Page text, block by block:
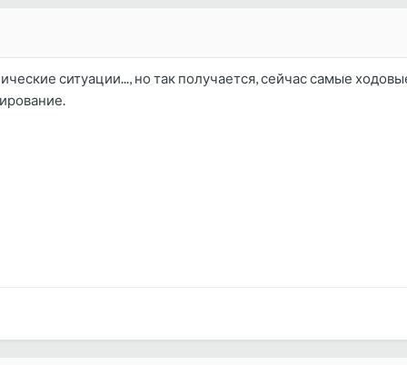
ситуации..., но так получается, сейчас самые